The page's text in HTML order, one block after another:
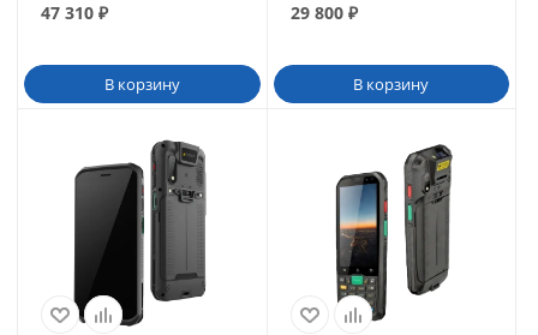
47 310 ₽
В корзину
29 800₽
В корзину